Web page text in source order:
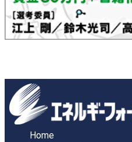
Home